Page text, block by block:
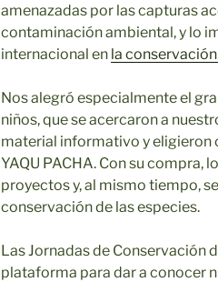
amenazadas por las capturas
contaminación ambiental, y lo
internacional en la
Nos alegró especialmente el
niños, que se acercaron a
material informativo y eligieron
YAQU PACHA. Con su
proyectos y, al mismo tiempo,
conservación de las especies.
Las Jornadas de Conservación
plataforma para dar a conocer